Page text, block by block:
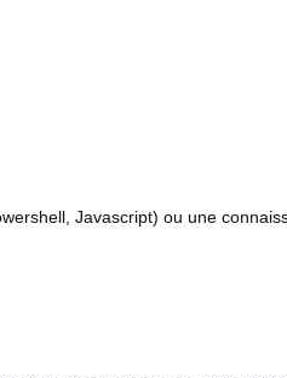
Javascript) ou une